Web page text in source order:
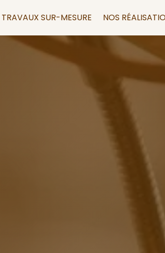
TRAVAUX SUR-MESURE NOS